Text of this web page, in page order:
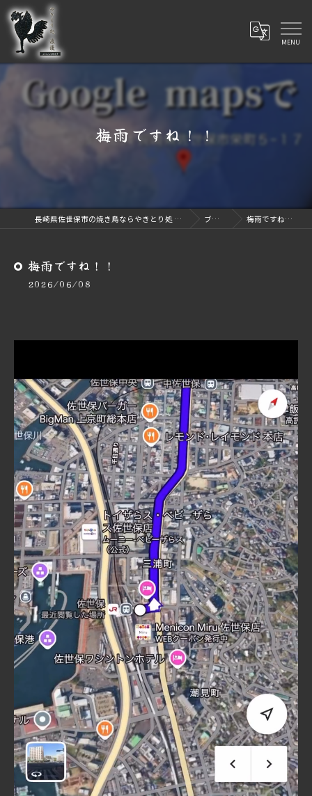
梅雨ですね！！
長崎県佐世保市の焼き鳥ならやきとり処 浪漫 ブログ 梅雨ですね！！
梅雨ですね！！
2026/06/08